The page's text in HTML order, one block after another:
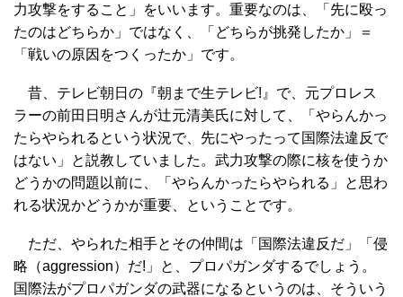
力攻撃をすること」をいいます。重要なのは、「先に殴っ
たのはどちらか」ではなく、「どちらが挑発したか」＝
「戦いの原因をつくったか」です。
昔、テレビ朝日の『朝まで生テレビ!』で、元プロレス
ラーの前田日明さんが辻元清美氏に対して、「やらんかっ
たらやられるという状況で、先にやったって国際法違反で
はない」と説教していました。武力攻撃の際に核を使うか
どうかの問題以前に、「やらんかったらやられる」と思わ
れる状況かどうかが重要、ということです。
ただ、やられた相手とその仲間は「国際法違反だ」「侵
略（aggression）だ!」と、プロパガンダするでしょう。
国際法がプロパガンダの武器になるというのは、そういう